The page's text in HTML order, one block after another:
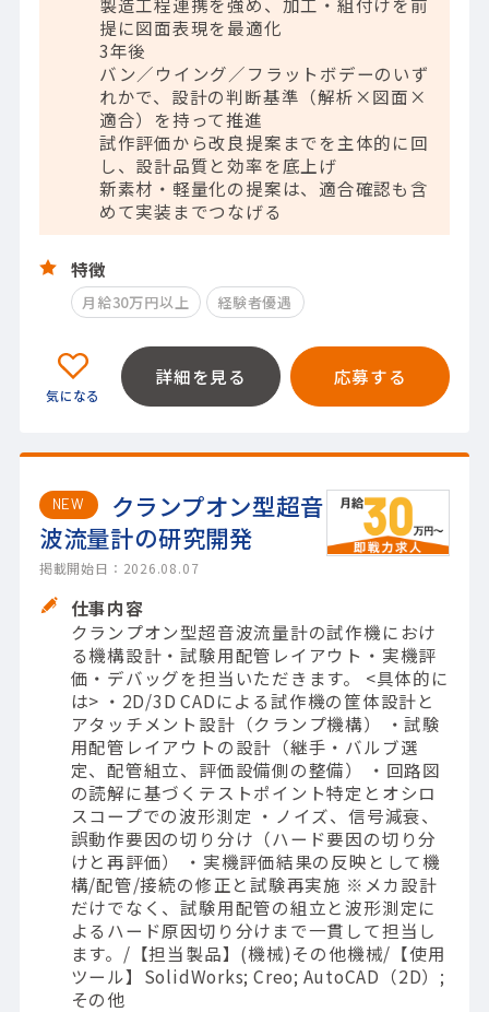
提に図面表現を最適化
3年後
バン／ウイング／フラットボデーのいず
れかで、設計の判断基準（解析×図面×
適合）を持って推進
試作評価から改良提案までを主体的に回
し、設計品質と効率を底上げ
新素材・軽量化の提案は、適合確認も含
めて実装までつなげる
特徴
月給30万円以上 経験者優遇
詳細を見る 応募する
NEW
クランプオン型超音
波流量計の研究開発
掲載開始日：2026.08.07
仕事内容
クランプオン型超音波流量計の試作機におけ
る機構設計・試験用配管レイアウト・実機評
価・デバッグを担当いただきます。 <具体的に
は> ・2D/3D CADによる試作機の筐体設計と
アタッチメント設計（クランプ機構） ・試験
用配管レイアウトの設計（継手・バルブ選
定、配管組立、評価設備側の整備） ・回路図
の読解に基づくテストポイント特定とオシロ
スコープでの波形測定 ・ノイズ、信号減衰、
誤動作要因の切り分け（ハード要因の切り分
けと再評価） ・実機評価結果の反映として機
構/配管/接続の修正と試験再実施 ※メカ設計
だけでなく、試験用配管の組立と波形測定に
よるハード原因切り分けまで一貫して担当し
ます。/【担当製品】(機械)その他機械/【使用
ツール】SolidWorks; Creo; AutoCAD（2D）;
その他